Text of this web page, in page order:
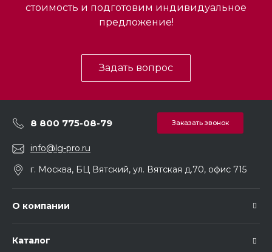
стоимость и подготовим индивидуальное
предложение!
Задать вопрос
8 800 775-08-79 Заказать звонок
info@lg-pro.ru
г. Москва, БЦ Вятский, ул. Вятская д.70, офис 715
О компании
Каталог